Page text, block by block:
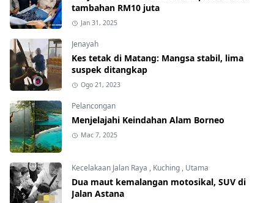
tambahan RM10 juta
Jan 31, 2025
Jenayah
Kes tetak di Matang: Mangsa stabil, lima
suspek ditangkap
Ogo 21, 2023
Pelancongan
Menjelajahi Keindahan Alam Borneo
Mac 7, 2025
Kecelakaan Jalan Raya , Kuching, Utama
Dua maut kemalangan motosikal, SUV di
Jalan Astana